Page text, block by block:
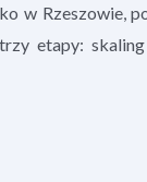
w Rzeszowie,
etapy: